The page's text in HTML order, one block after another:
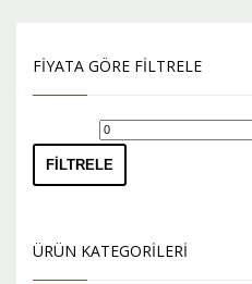
FIYATA GÖRE FILTRELE
En
düşük
fiyat
FILTRELE
ÜRÜN KATEGORILERI